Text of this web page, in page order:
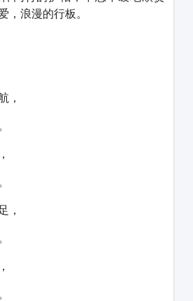
，浪漫的行板。
，
，